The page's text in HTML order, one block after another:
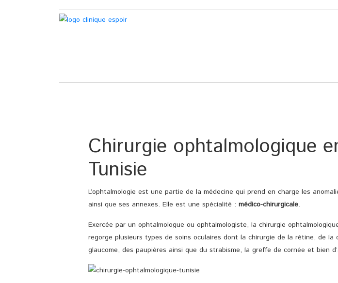
Chirurgie ophtalmologique
Tunisie
L’ophtalmologie est une partie de la médecine qui prend en charge les
ainsi que ses annexes. Elle est une spécialité : médico-chirurgicale.
Exercée par un ophtalmologue ou ophtalmologiste, la chirurgie
regorge plusieurs types de soins oculaires dont la chirurgie de la rétine, de la
glaucome, des paupières ainsi que du strabisme, la greffe de cornée et bien